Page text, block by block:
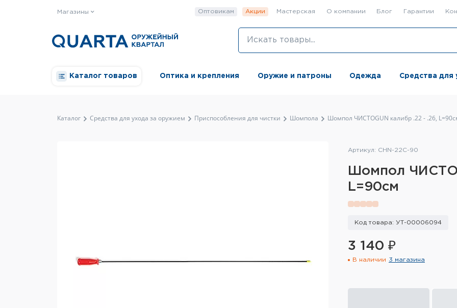
Магазины Оптовикам Акции Мастерская О компании Блог Гарантии
Каталог товаров Оптика и крепления Оружие и патроны Одежда Средства для
Каталог Средства для ухода за оружием Приспособления для чистки Шомпола Шомпол ЧИСТОGUN калибр .22 - .26,
Артикул: CHN-22C-90
Шомпол
L=90см
Код товара: УТ-00006094
3 140 ₽
В наличии 3 магазина